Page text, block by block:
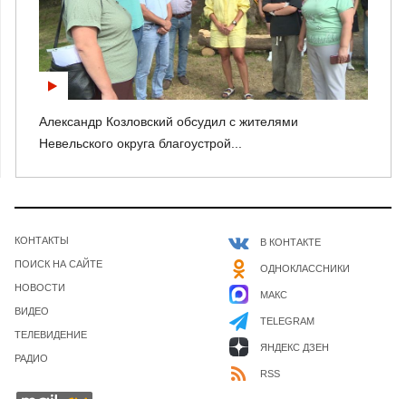
Александр Козловский обсудил с жителями
Невельского округа благоустрой...
КОНТАКТЫ
ПОИСК НА САЙТЕ
НОВОСТИ
ВИДЕО
ТЕЛЕВИДЕНИЕ
РАДИО
В КОНТАКТЕ
ОДНОКЛАССНИКИ
МАКС
TELEGRAM
ЯНДЕКС ДЗЕН
RSS